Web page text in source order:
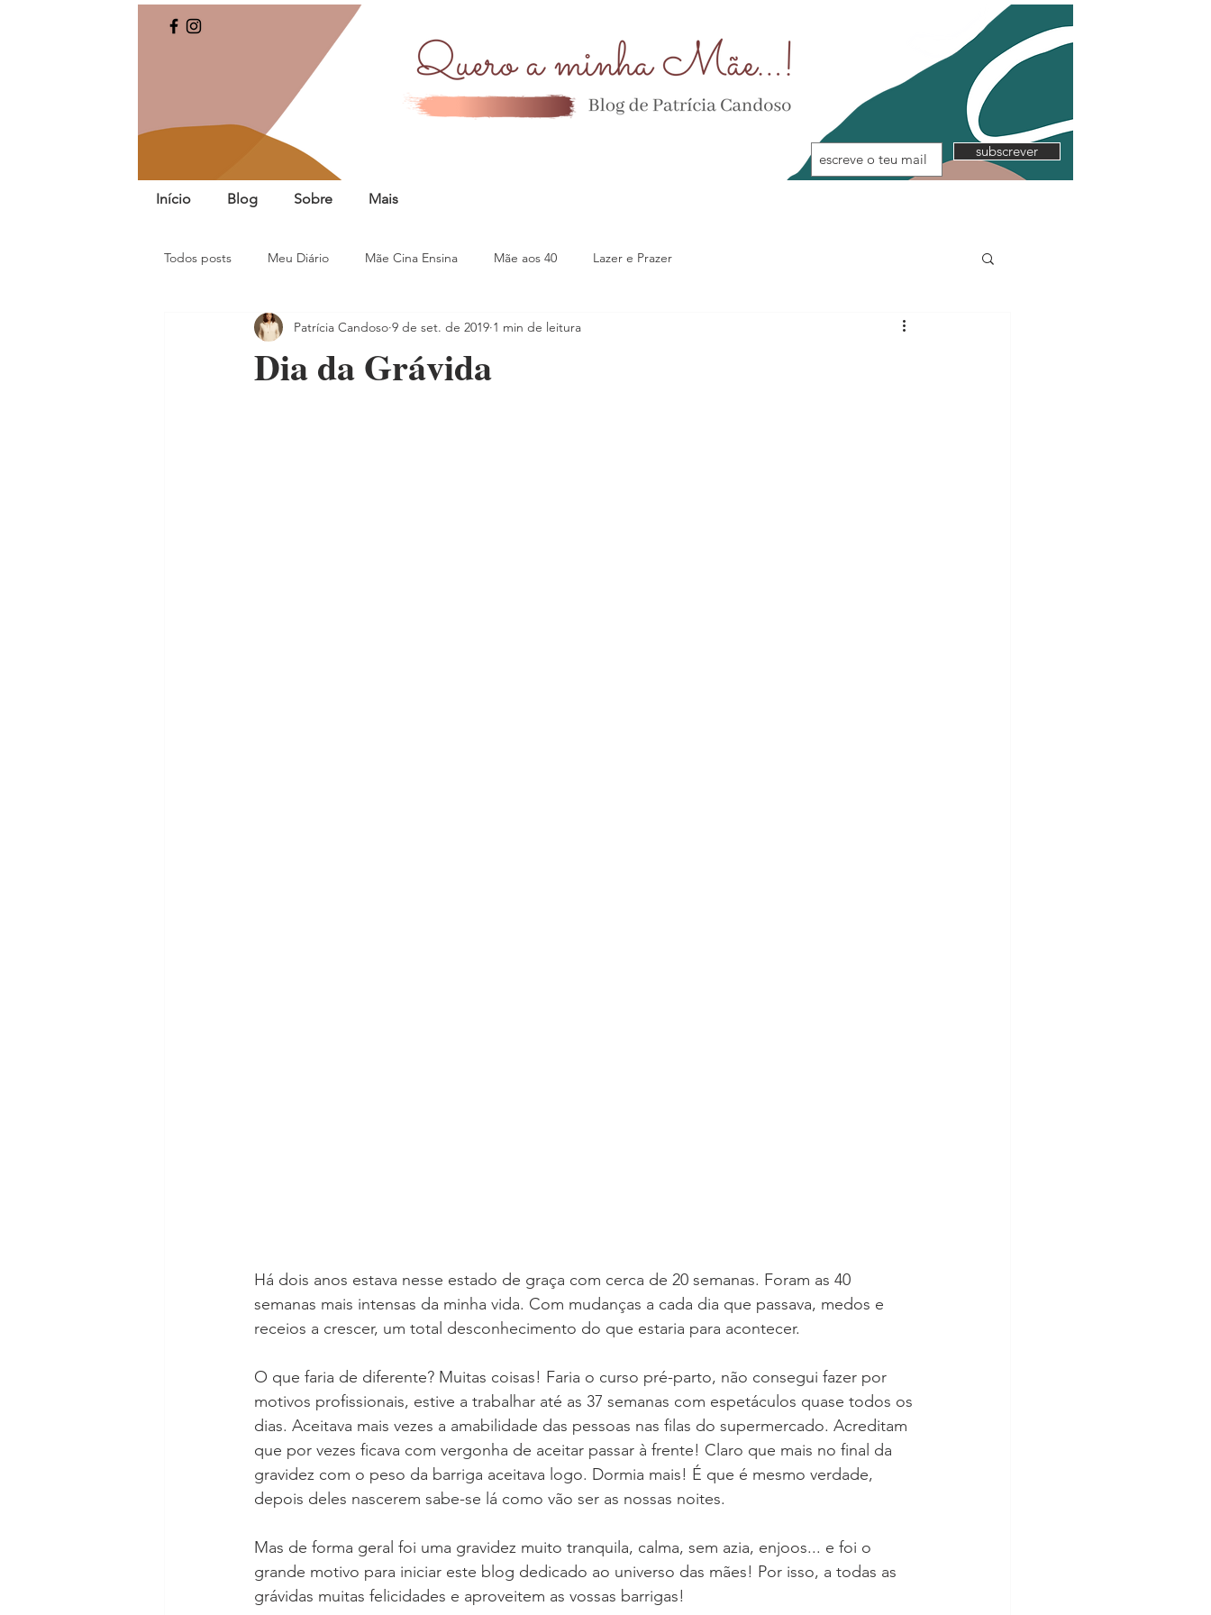
subscrever
Início Blog Sobre Mais
Todos posts Meu Diário Mãe Cina Ensina Mãe aos 40 Lazer e Prazer
Dia da Grávida
Patrícia Candoso 9 de set. de 2019 1 min de leitura
Há dois anos estava nesse estado de graça com cerca de 20 semanas. Foram as 40
semanas mais intensas da minha vida. Com mudanças a cada dia que passava, medos e
receios a crescer, um total desconhecimento do que estaria para acontecer.
O que faria de diferente? Muitas coisas! Faria o curso pré-parto, não consegui fazer por
motivos profissionais, estive a trabalhar até as 37 semanas com espetáculos quase todos os
dias. Aceitava mais vezes a amabilidade das pessoas nas filas do supermercado. Acreditam
que por vezes ficava com vergonha de aceitar passar à frente! Claro que mais no final da
gravidez com o peso da barriga aceitava logo. Dormia mais! É que é mesmo verdade,
depois deles nascerem sabe-se lá como vão ser as nossas noites.
Mas de forma geral foi uma gravidez muito tranquila, calma, sem azia, enjoos... e foi o
grande motivo para iniciar este blog dedicado ao universo das mães! Por isso, a todas as
grávidas muitas felicidades e aproveitem as vossas barrigas!